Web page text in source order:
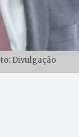
Divulgação